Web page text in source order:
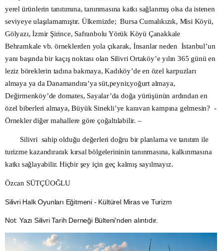
yerel ürünlerin tanıtımına, tanınmasına katkı sağlanmış olsa da istenen
seviyeye ulaşılamamıştır. Ülkemizde; Bursa Cumalıkızık, Misi Köyü,
Gölyazı, İzmir Şirince, Safranbolu Yörük Köyü Çanakkale
Behramkale vb. örneklerden yola çıkarak, İnsanlar neden İstanbul’un
yanı başında bir kaçış noktası olan Silivri Ortaköy’e yılın 365 günü en
leziz böreklerin tadına bakmaya, Kadıköy’de en özel karpuzları
almaya ya da Danamandıra’ya süt,peynir,yoğurt almaya,
Değirmenköy’de domates, Sayalar’da doğa yürüşünün ardından en
özel biberleri almaya, Büyük Sinekli’ye karavan kampına gelmesin? -
Örnekler diğer mahallere göre çoğaltılabilir. –
Silivri sahip olduğu değerleri doğru bir planlama ve tanıtım ile
turizme kazandırarak kırsal bölgelerininin tanınmasına, kalkınmasına
katkı sağlayabilir. Hiçbir şey için geç kalmış sayılmayız.
Özcan SÜTÇÜOĞLU
Silivri Halk Oyunları Eğitmeni - Kültürel Miras ve Turizm
Not: Yazı Silivri Tarih Derneği Bülteni'nden alıntıdır.